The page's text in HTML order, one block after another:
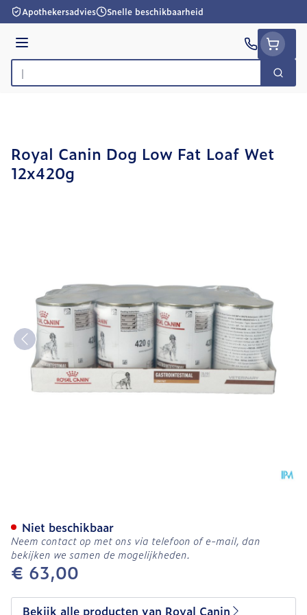
Ga naar de inhoud
Apothekersadvies Snelle beschikbaarheid
Menu
Product, merk, categorie...
Zoek
Royal Canin Dog Low Fat Loaf Wet
12x420g
€ 63,00
Niet beschikbaar
Neem contact op met ons via telefoon of e-mail, dan
bekijken we samen de mogelijkheden.
Bekijk alle producten van Royal Canin